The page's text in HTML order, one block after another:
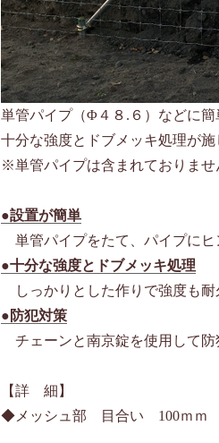
単管パイプ（Φ４８.６）などに簡
十分な強度とドブメッキ処理が施
※単管パイプは含まれておりませ
●設置が簡単
単管パイプをたて、パイプにヒ
●十分な強度とドブメッキ処理
しっかりとした作りで強度も耐
●防犯対策
チェーンと南京錠を使用して防
【詳 細】
◆メッシュ部 目合い 100ｍｍ